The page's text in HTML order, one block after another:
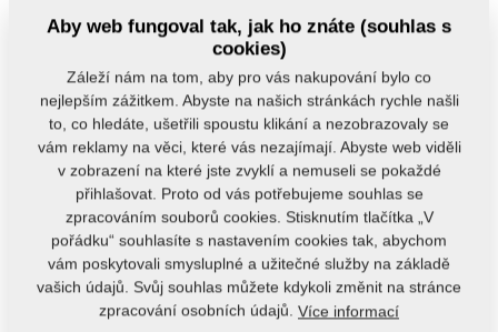
stažení
Kód produktu: r00260
Aby web fungoval tak, jak ho znáte (souhlas s
cookies)
Záleží nám na tom, aby pro vás nakupování bylo co
nejlepším zážitkem. Abyste na našich stránkách rychle našli
to, co hledáte, ušetřili spoustu klikání a nezobrazovaly se
vám reklamy na věci, které vás nezajímají. Abyste web viděli
v zobrazení na které jste zvyklí a nemuseli se pokaždé
přihlašovat. Proto od vás potřebujeme souhlas se
zpracováním souborů cookies. Stisknutím tlačítka „V
pořádku“ souhlasíte s nastavením cookies tak, abychom
vám poskytovali smysluplné a užitečné služby na základě
vašich údajů. Svůj souhlas můžete kdykoli změnit na stránce
zpracování osobních údajů. Více informací